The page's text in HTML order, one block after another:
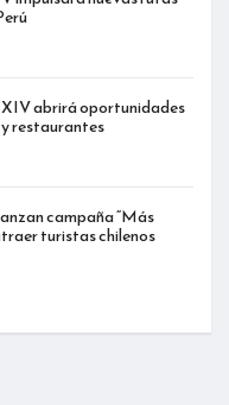
abrirá oportunidades
restaurantes
campaña “Más
turistas chilenos